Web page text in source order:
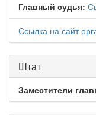
Главный судья:
Ссылка на сайт
Штат
Заместители